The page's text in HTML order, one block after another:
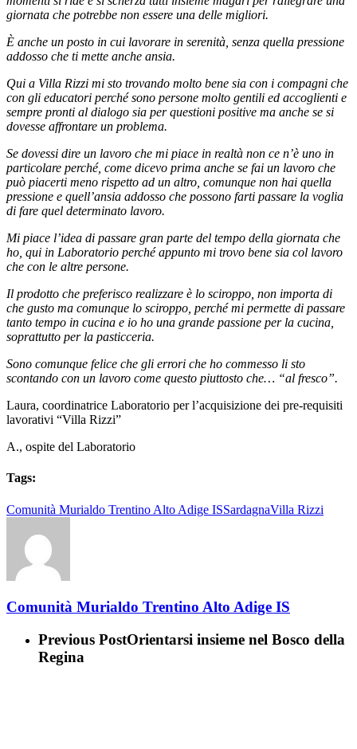
giornata che potrebbe non essere una delle migliori.
È anche un posto in cui lavorare in serenità, senza quella pressione
addosso che ti mette anche ansia.
Qui a Villa Rizzi mi sto trovando molto bene sia con i compagni che
con gli educatori perché sono persone molto gentili ed accoglienti e
sempre pronti al dialogo sia per questioni positive ma anche se si
dovesse affrontare un problema.
Se dovessi dire un lavoro che mi piace in realtà non ce n’è uno in
particolare perché, come dicevo prima anche se fai un lavoro che
può piacerti meno rispetto ad un altro, comunque non hai quella
pressione e quell’ansia addosso che possono farti passare la voglia
di fare quel determinato lavoro.
Mi piace l’idea di passare gran parte del tempo della giornata che
ho, qui in Laboratorio perché appunto mi trovo bene sia col lavoro
che con le altre persone.
Il prodotto che preferisco realizzare è lo sciroppo, non importa di
che gusto ma comunque lo sciroppo, perché mi permette di passare
tanto tempo in cucina e io ho una grande passione per la cucina,
soprattutto per la pasticceria.
Sono comunque felice che gli errori che ho commesso li sto
scontando con un lavoro come questo piuttosto che… “al fresco”.
Laura, coordinatrice Laboratorio per l’acquisizione dei pre-requisiti
lavorativi “Villa Rizzi”
A., ospite del Laboratorio
Tags:
Comunità Murialdo Trentino Alto Adige ISSardagnaVilla Rizzi
Comunità Murialdo Trentino Alto Adige IS
Previous PostOrientarsi insieme nel Bosco della
Regina